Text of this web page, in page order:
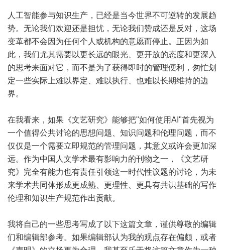
人工智能参与知识生产，已经是当今世界不可逆转的发展趋
势。无论我们欢迎还是担忧，无论我们赞成还是反对，这场
变革都不会因为任何个人或机构的意愿而停止。正因为如
此，我们尤其需要以更长远的眼光、更开放的态度和更深入
的思考来面对它，而不是为了获得即时的管理便利，匆忙划
定一些实际上难以界定、难以执行、也难以长期维持的边
界。
在我看来，如果《文艺研究》能够把"如何使用AI"首先视为
一个值得公共讨论的思想问题、知识问题和伦理问题，而不
仅仅是一个需要立即规范的管理问题，其意义或许会更加深
远。作为中国人文学术最有影响力的刊物之一，《文艺研
究》完全有能力也有责任引领这一时代性议题的讨论，为未
来学术共同体形成更成熟、更理性、更具有共识基础的写作
伦理和知识生产规范作出贡献。
我将自己的一些思考写成了以下这篇文章，谨供尊敬的编辑
们和编辑部参考。如果编辑部认为我的观点存在偏颇，或者